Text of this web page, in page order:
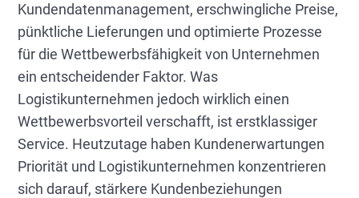
Kundendatenmanagement, erschwingliche Preise,
pünktliche Lieferungen und optimierte Prozesse
für die Wettbewerbsfähigkeit von Unternehmen
ein entscheidender Faktor. Was
Logistikunternehmen jedoch wirklich einen
Wettbewerbsvorteil verschafft, ist erstklassiger
Service. Heutzutage haben Kundenerwartungen
Priorität und Logistikunternehmen konzentrieren
sich darauf, stärkere Kundenbeziehungen